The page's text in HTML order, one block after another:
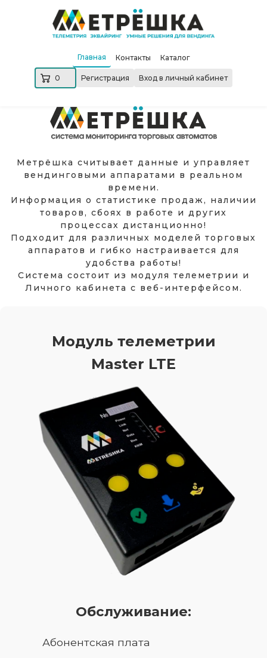
Главная Контакты Каталог
0 Регистрация Вход в личный кабинет
Метрёшка считывает данные и управляет
вендинговыми аппаратами в реальном
времени.
Информация о статистике продаж, наличии
товаров, сбоях в работе и других
процессах дистанционно!
Подходит для различных моделей торговых
аппаратов и гибко настраивается для
удобства работы!
Система состоит из модуля телеметрии и
Личного кабинета с веб-интерфейсом.
Модуль телеметрии
Master LTE
Обслуживание:
Абонентская плата